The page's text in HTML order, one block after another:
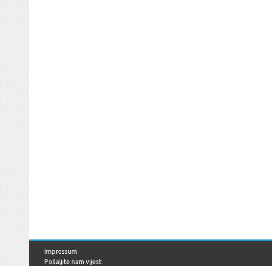
Impressum
Pošaljite nam vijest